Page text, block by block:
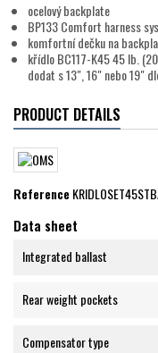
ocelový backplate
BP133 Comfort harness
komfortní dečku na
křídlo BC117-K45 45 lb.
dodat s 13", 16" nebo 19"
PRODUCT DETAILS
Reference
Data sheet
Integrated ballast
Rear weight pockets
Compensator type